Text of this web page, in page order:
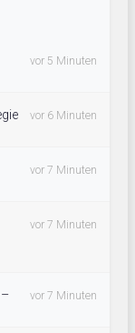
vor 5 Minuten
vor 6 Minuten
vor 7 Minuten
vor 7 Minuten
vor 7 Minuten